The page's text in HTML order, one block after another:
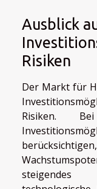
Ausblick
Risiken
Der Markt für
Risiken.
steigendes